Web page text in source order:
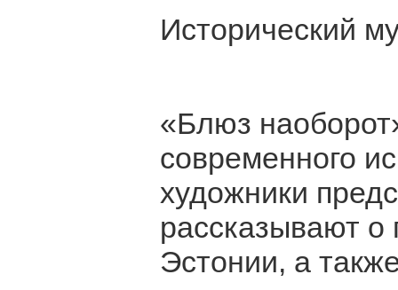
Исторический
«Блюз
современного
художники
рассказывают о
Эстонии, а